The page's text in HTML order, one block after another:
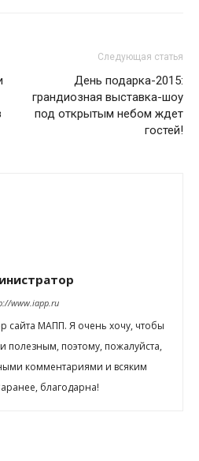
Следующая статья
День подарка-2015:
грандиозная выставка-шоу
под открытым небом ждет
гостей!
www.iapp.ru
сайта МАПП. Я очень хочу, чтобы
полезным, поэтому, пожалуйста,
комментариями и всяким
благодарна!